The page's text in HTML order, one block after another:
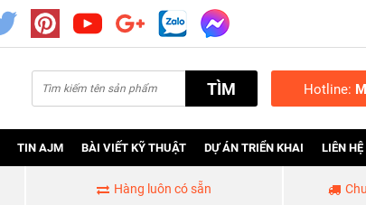
TÌM Hotline:
TIN AJM BÀI VIẾT KỸ THUẬT DỰ ÁN TRIỂN KHAI LIÊN HỆ
Hàng luôn có sẵn